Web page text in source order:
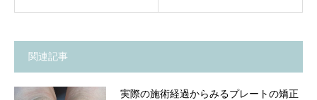
関連記事
実際の施術経過からみるプレートの矯正